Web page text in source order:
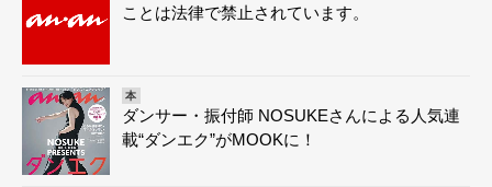
ことは法律で禁止されています。
本
ダンサー・振付師 NOSUKEさんによる人気連
載“ダンエク”がMOOKに！